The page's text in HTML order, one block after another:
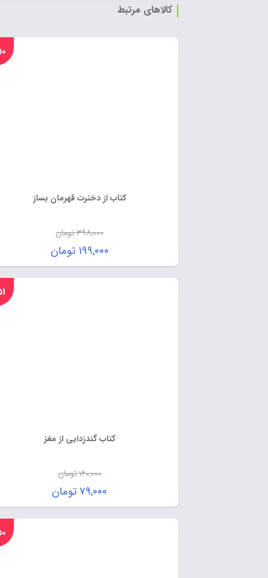
کالاهای مرتبط
کتاب از دخترت قهرمان بساز
تومان
۱۹۹,۰۰۰تومان
کتاب گندزدایی از مغز
تومان
تومان